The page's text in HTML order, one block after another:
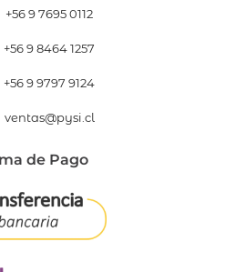
+56 9 7695 0112
+56 9 8464 1257
+56 9 9797 9124
ventas@pysi.cl
de Pago